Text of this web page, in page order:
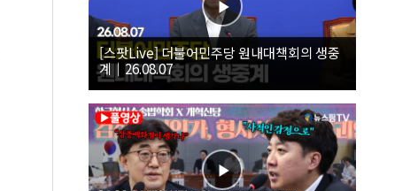
[스팟Live] 더불어민주당 원내대책회의 생중
계｜26.08.07